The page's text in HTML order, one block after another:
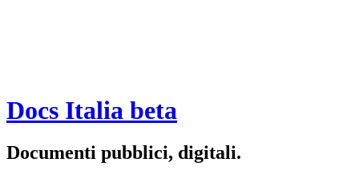
Docs Italia beta
Documenti pubblici, digitali.